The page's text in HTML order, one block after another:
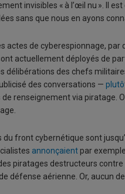
invisibles « à l’œil nu ». Il
sans que nous en ayons
actes de cyberespionnage,
actuellement déployés de
délibérations des chefs
des conversations —
renseignement via piratage.
du front cybernétique sont
annonçaient par
piratages destructeurs
défense aérienne. Or, aucun